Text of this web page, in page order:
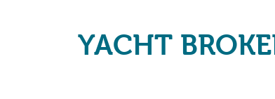
YACHT